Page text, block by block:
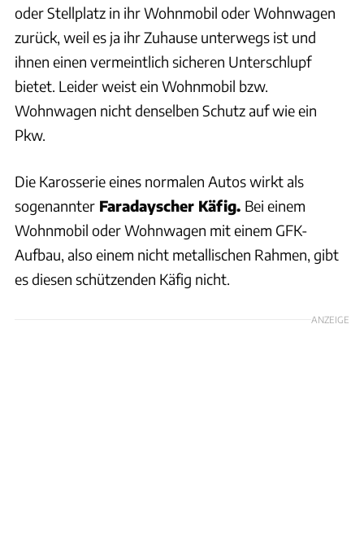
oder Stellplatz in ihr Wohnmobil oder Wohnwagen
zurück, weil es ja ihr Zuhause unterwegs ist und
ihnen einen vermeintlich sicheren Unterschlupf
bietet. Leider weist ein Wohnmobil bzw.
Wohnwagen nicht denselben Schutz auf wie ein
Pkw.
Die Karosserie eines normalen Autos wirkt als
sogenannter Faradayscher Käfig. Bei einem
Wohnmobil oder Wohnwagen mit einem GFK-
Aufbau, also einem nicht metallischen Rahmen, gibt
es diesen schützenden Käfig nicht.
ANZEIGE